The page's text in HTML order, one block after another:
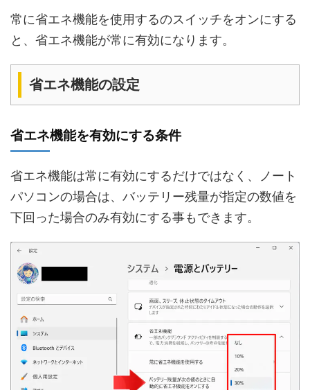
常に省エネ機能を使用するのスイッチをオンにする
と、省エネ機能が常に有効になります。
省エネ機能の設定
省エネ機能を有効にする条件
省エネ機能は常に有効にするだけではなく、ノート
パソコンの場合は、バッテリー残量が指定の数値を
下回った場合のみ有効にする事もできます。